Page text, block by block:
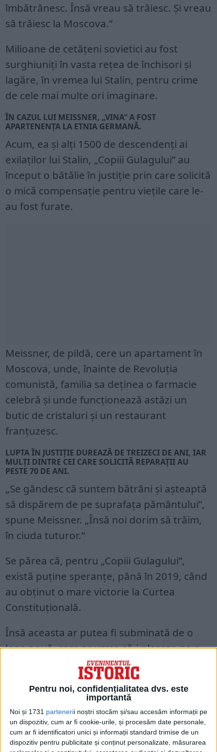
Pentru noi, confidențialitatea dvs. este
importantă
Noi și 1731 partenerii noștri stocăm și/sau accesăm informații pe
un dispozitiv, cum ar fi cookie-urile, și procesăm date personale,
cum ar fi identificatori unici și informații standard trimise de un
dispozitiv pentru publicitate și conținut personalizate, măsurarea
îmbătrânesc. Însă vreau să trăiesc. Și vreau
să trăiesc la Moscova.”
Milioane de cetățeni sovietici au fost
surghiuniți în vasta rețea de închisori și
lagăre, în vremea lui Stalin, pentru crime
de cele mai multe ori imaginare.
ÎN CAZUL LUI MEISSNER, „VINA” A FOST
APARTENENȚA LA ETNIA GERMANĂ.
Acum, ea și alți 1500 de descendenți ai
exilaților lui Stalin, „Copiii Gulagului” au
început o bătălie în justiție prin care solicită
o mică compensație pentru viețile care le-
au fost furate.
Meissner, de pildă, cere un apartament în
Moscova, unde, înainte de Revoluția
comunistă, familia sa deținea o farmacie
celebră și unde funcționează astăzi un
butic de cristaluri și un restaurant
franțuzesc.
LUPTA ÎN JUSTIȚIE DUREAZĂ DE TREIZECI DE ANI, IAR
MULȚI DINTRE CEI CARE SOLICITĂ REPARAȚII AU
PESTE 70 DE ANI.
„Se gândesc că suntem bătrâni și așteaptă
să dispărem de pe suprafața pământului”,
spune Meissner. „Însă noi dorim să trăim,
în ciuda tuturor.”
Se părea că, pentru „Copiii Gulagului”,
există puține speranțe, până în 2019, când
au obținut o mare victorie la Curtea
Constituțională.
Însă aceasta ar putea fi subminată de o
lege nouă, care ar urma să-i plaseze pe o
listă de așteptare de zeci de ani, pentru a
obține un nou spațiu locativ.